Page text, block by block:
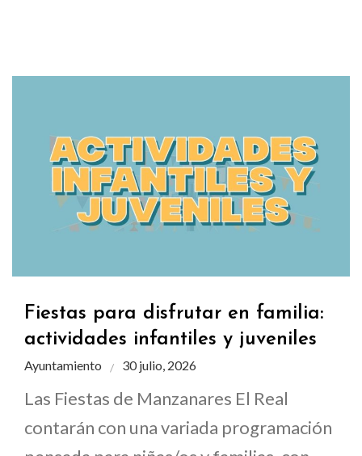
Fiestas para disfrutar en familia:
actividades infantiles y juveniles
Ayuntamiento 30 julio, 2026
Las Fiestas de Manzanares El Real
contarán con una variada programación